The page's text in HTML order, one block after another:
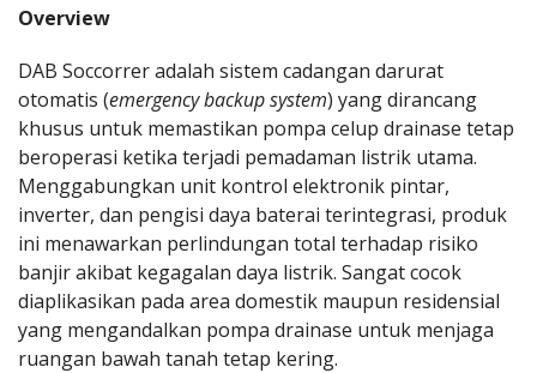
Overview
DAB Soccorrer adalah sistem cadangan darurat
otomatis (emergency backup system) yang dirancang
khusus untuk memastikan pompa celup drainase tetap
beroperasi ketika terjadi pemadaman listrik utama.
Menggabungkan unit kontrol elektronik pintar,
inverter, dan pengisi daya baterai terintegrasi, produk
ini menawarkan perlindungan total terhadap risiko
banjir akibat kegagalan daya listrik. Sangat cocok
diaplikasikan pada area domestik maupun residensial
yang mengandalkan pompa drainase untuk menjaga
ruangan bawah tanah tetap kering.